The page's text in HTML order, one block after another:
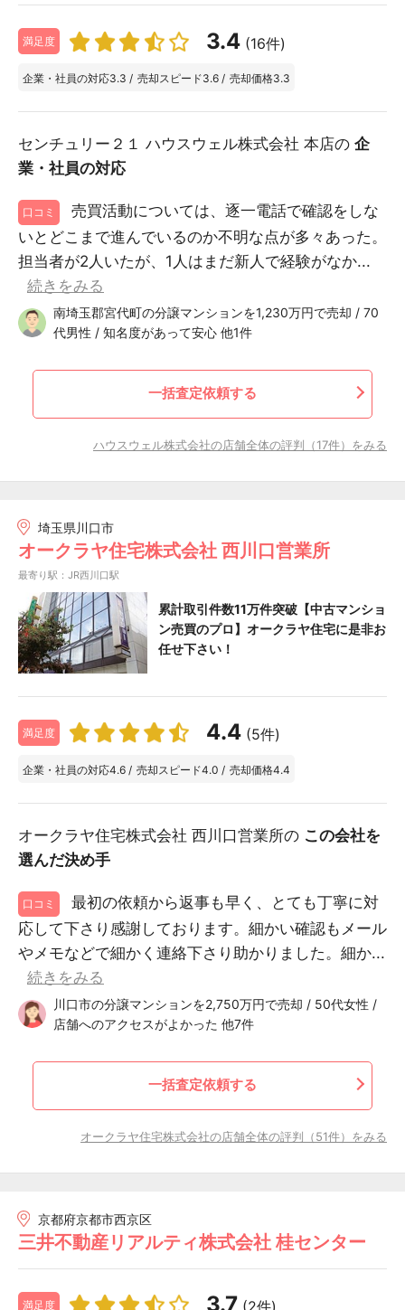
満足度 3.4 (16件)
企業・社員の対応3.3 / 売却スピード3.6 / 売却価格3.3
センチュリー２１ ハウスウェル株式会社 本店の 企
業・社員の対応
口コミ
売買活動については、逐一電話で確認をしな
いとどこまで進んでいるのか不明な点が多々あった。
担当者が2人いたが、1人はまだ新人で経験がなか...
続きをみる
南埼玉郡宮代町の分譲マンションを1,230万円で売却 / 70
代男性 / 知名度があって安心 他1件
一括査定依頼する
ハウスウェル株式会社の店舗全体の評判（17件）をみる
埼玉県川口市
オークラヤ住宅株式会社 西川口営業所
最寄り駅：JR西川口駅
累計取引件数11万件突破【中古マンショ
ン売買のプロ】オークラヤ住宅に是非お
任せ下さい！
満足度 4.4 (5件)
企業・社員の対応4.6 / 売却スピード4.0 / 売却価格4.4
オークラヤ住宅株式会社 西川口営業所の この会社を
選んだ決め手
口コミ
最初の依頼から返事も早く、とても丁寧に対
応して下さり感謝しております。細かい確認もメール
やメモなどで細かく連絡下さり助かりました。細か...
続きをみる
川口市の分譲マンションを2,750万円で売却 / 50代女性 /
店舗へのアクセスがよかった 他7件
一括査定依頼する
オークラヤ住宅株式会社の店舗全体の評判（51件）をみる
京都府京都市西京区
三井不動産リアルティ株式会社 桂センター
満足度 3.7